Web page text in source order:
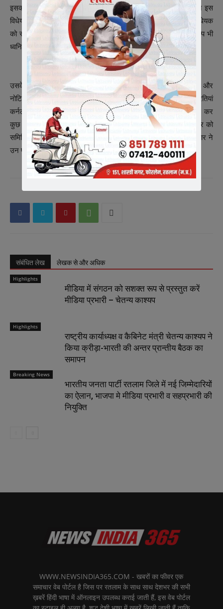
इसका विधेयक पारित करवाया था. उसके बाद बुधवार रात को ही राज्यपाल ने इस
विधेयक को मंजूरी दे दी थी. इस विधेयक के साथ ही राज्य विधानसभा ने विधेयक
को संविधान की 9वीं अनुसूची में शामिल कराने के लिए एक शासकीय संकल्प भी
ध्वनिमत से पारित किया था.
उसके बाद आईएएस नीरज के पवन विधेयक, शासकीय संकल्प-पत्र और
नोटिफिकेशन की प्रतियां लेकर महापड़ाव स्थल गए थे. पवन ने तीनों की प्रतियां
कर्नल बैंसला को सौंप दी थी. बाद में संघर्ष समिति ने इनका अध्ययन कर
कुछ बिंदुओं पर सरकार से पुख्ता आश्वासन मांगा था. इसको लेकर शुक्रवार को
समिति और सरकार के प्रतिनिधियों के बीच वार्ता हुई थी. वार्ता के बाद सरकार ने
उन पर सहमित जताते हुए इसका सरकारी ड्राफ्ट तैयार कराया है.
संबंधित लेख लेखक से और अधिक
Highlights
मीडिया में संगठन को सशक्त रूप से प्रस्तुत करें
मीडिया प्रभारी – चेतन्य काश्यप
Highlights
राष्ट्रीय कार्याध्यक्ष व कैबिनेट मंत्री चेतन्य काश्यप ने
किया क्रीड़ा-भारती की अन्तर प्रान्तीय बैठक का
समापन
Breaking News
भारतीय जनता पार्टी रतलाम जिले में नई जिम्मेदारियों
का ऐलान, भाजपा मे मीडिया प्रभारी व सहप्रभारी की
नियुक्ति
WWW.NEWSINDIA365.COM - खबरों का फीवर एक
समाचार वेब पोर्टल है जिस पर रतलाम के साथ साथ देशभर की सभी
ख़बरें हिंदी भाषा में ऑनलाइन उपलब्ध कराई जाती हैं, इस वेब पोर्टल